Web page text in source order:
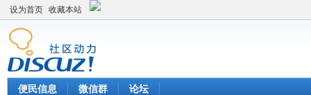
设为首页 收藏本站
便民信息 微信群 论坛